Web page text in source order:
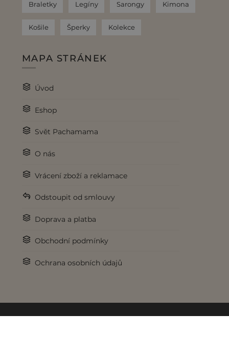
Braletky Legíny Sarongy Kimona
Košile Šperky Kolekce
MAPA STRÁNEK
Úvod
Eshop
Svět Pachamama
O nás
Vrácení zboží a reklamace
Odstoupit od smlouvy
Doprava a platba
Obchodní podmínky
Ochrana osobních údajů